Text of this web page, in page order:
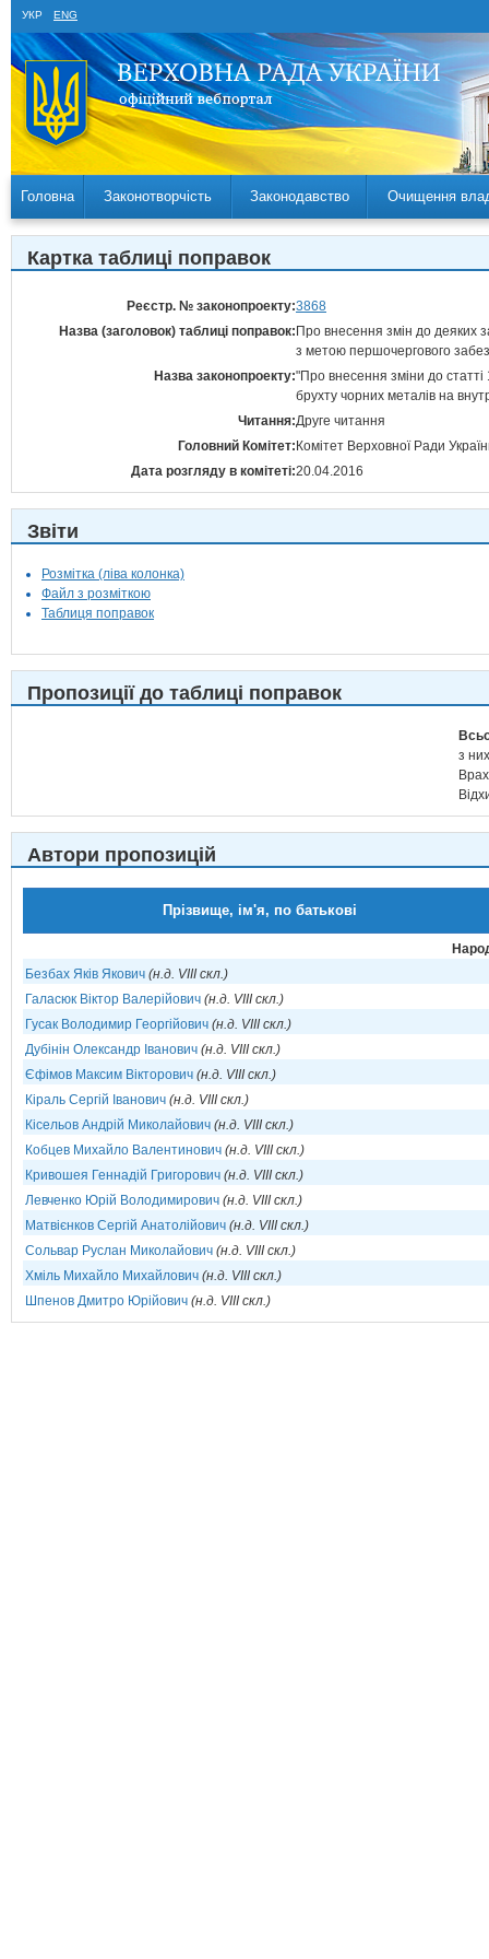
УКР ENG
Головна Законотворчість Законодавство Очищення
Картка таблиці поправок
Реєстр. № законопроекту:3868
Назва (заголовок) таблиці поправок: Про внесення змін до деяких
з метою першочергового
Назва законопроекту:"Про внесення зміни до
брухту чорних металів на
Читання:Друге читання
Головний Комітет: Комітет Верховної Ради
Дата розгляду в комітеті:20.04.2016
Звіти
Розмітка (ліва колонка)
Файл з розміткою
Таблиця поправок
Пропозиції до таблиці поправок
з
Автори пропозицій
Прізвище, ім'я, по батькові
Безбах Яків Якович (н.д. VIII скл.)
Галасюк Віктор Валерійович (н.д. VIII скл.)
Гусак Володимир Георгійович (н.д. VIII скл.)
Дубінін Олександр Іванович (н.д. VIII скл.)
Єфімов Максим Вікторович (н.д. VIII скл.)
Кіраль Сергій Іванович (н.д. VIII скл.)
Кісельов Андрій Миколайович (н.д. VIII скл.)
Кобцев Михайло Валентинович (н.д. VIII скл.)
Кривошея Геннадій Григорович (н.д. VIII скл.)
Левченко Юрій Володимирович (н.д. VIII скл.)
Матвієнков Сергій Анатолійович (н.д. VIII скл.)
Сольвар Руслан Миколайович (н.д. VIII скл.)
Хміль Михайло Михайлович (н.д. VIII скл.)
Шпенов Дмитро Юрійович (н.д. VIII скл.)